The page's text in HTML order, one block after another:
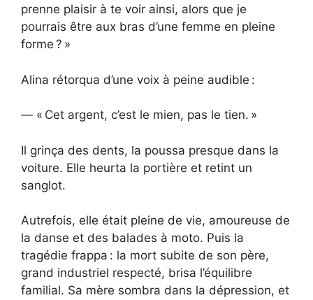
prenne plaisir à te voir ainsi, alors que je
pourrais être aux bras d’une femme en pleine
forme ? »
Alina rétorqua d’une voix à peine audible :
— « Cet argent, c’est le mien, pas le tien. »
Il grinça des dents, la poussa presque dans la
voiture. Elle heurta la portière et retint un
sanglot.
Autrefois, elle était pleine de vie, amoureuse de
la danse et des balades à moto. Puis la
tragédie frappa : la mort subite de son père,
grand industriel respecté, brisa l’équilibre
familial. Sa mère sombra dans la dépression, et